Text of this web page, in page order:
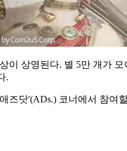
이 상영된다. 별 5만 개가
.
즈닷'(ADs.) 코너에서 참여